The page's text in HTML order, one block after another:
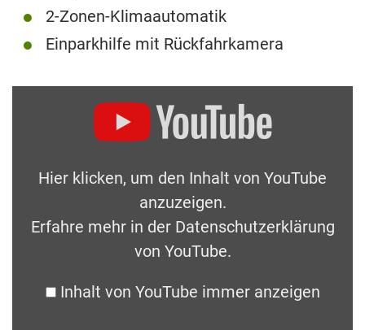
2-Zonen-Klimaautomatik
Einparkhilfe mit Rückfahrkamera
Hier klicken, um den Inhalt von YouTube
anzuzeigen.
Erfahre mehr in der Datenschutzerklärung
von YouTube.
Inhalt von YouTube immer anzeigen